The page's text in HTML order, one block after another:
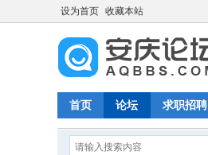
设为首页 收藏本站
首页 论坛 求职招聘